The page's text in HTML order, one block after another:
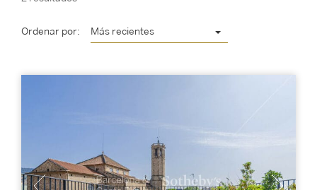
Ordenar por: Más recientes